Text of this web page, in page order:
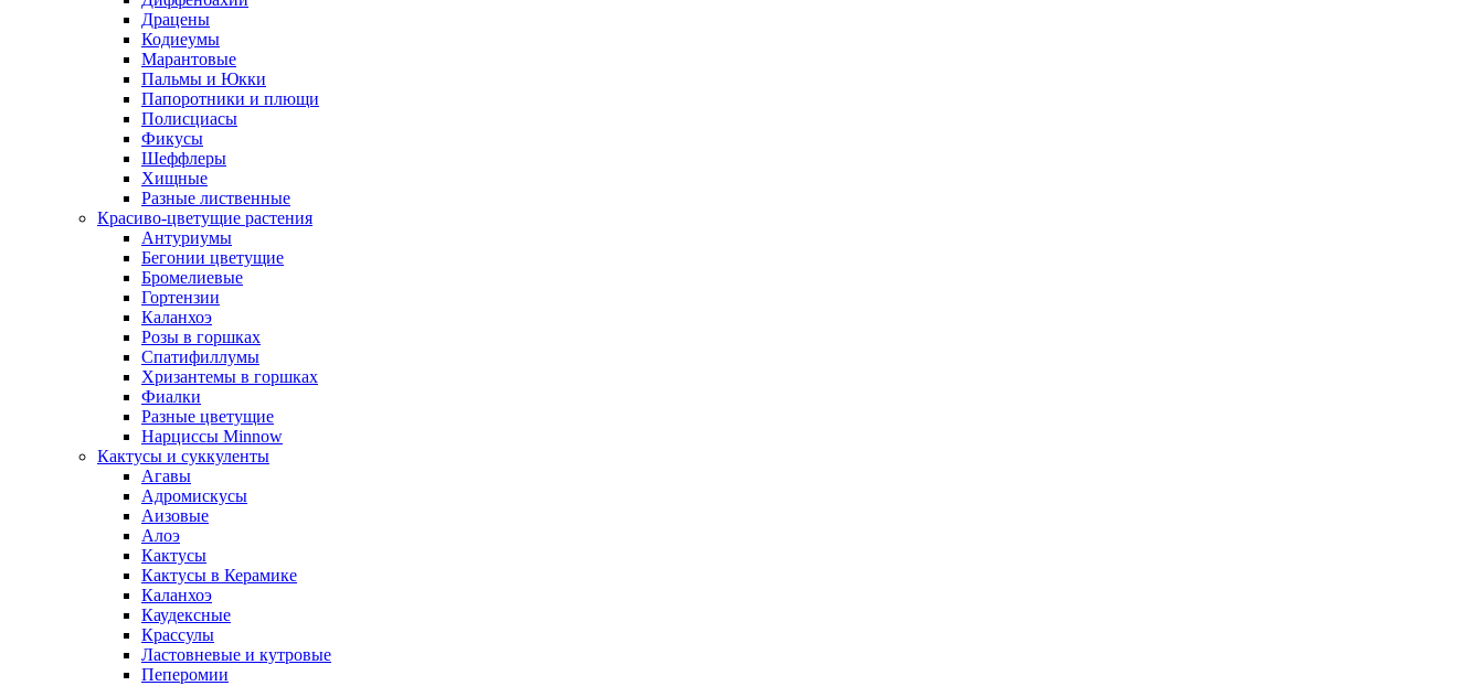
Драцены
Кодиеумы
Марантовые
Пальмы и Юкки
Папоротники и плющи
Полисциасы
Фикусы
Шеффлеры
Хищные
Разные лиственные
Красиво-цветущие растения
Антуриумы
Бегонии цветущие
Бромелиевые
Гортензии
Каланхоэ
Розы в горшках
Спатифиллумы
Хризантемы в горшках
Фиалки
Разные цветущие
Нарциссы Minnow
Кактусы и суккуленты
Агавы
Адромискусы
Аизовые
Алоэ
Кактусы
Кактусы в Керамике
Каланхоэ
Каудексные
Крассулы
Ластовневые и кутровые
Пеперомии